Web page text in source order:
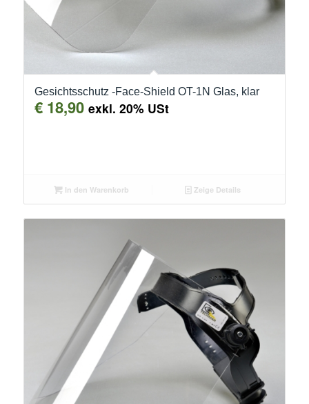
Gesichtsschutz -Face-Shield OT-1N Glas, klar
€18,90 exkl. 20% USt
In den Warenkorb Zeige Details